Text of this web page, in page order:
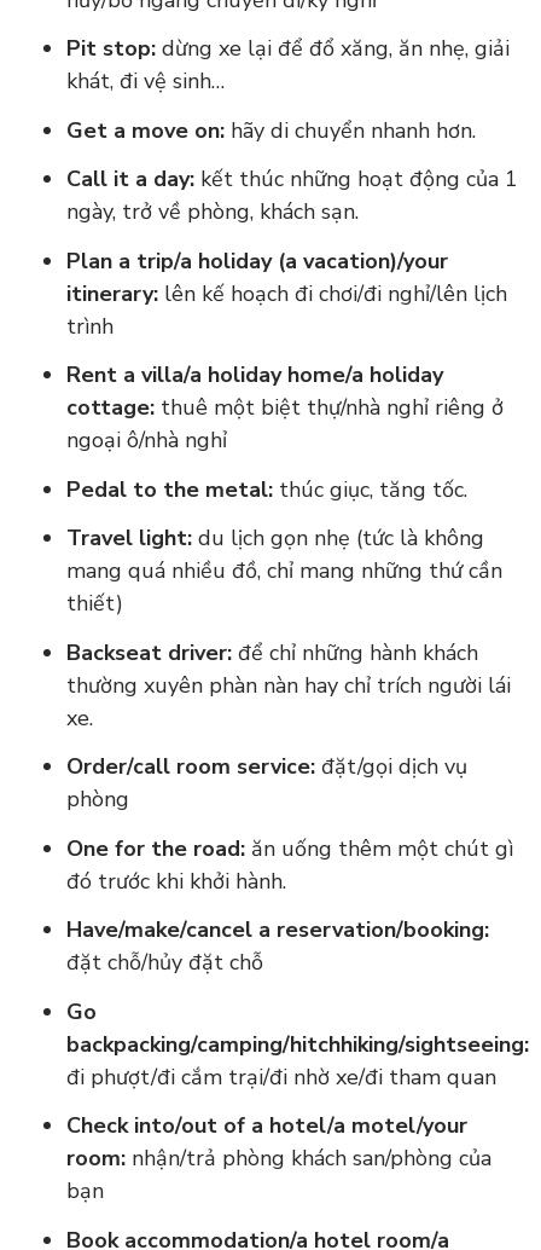
Pit stop: dừng xe lại để đổ xăng, ăn nhẹ, giải
khát, đi vệ sinh…
Get a move on: hãy di chuyển nhanh hơn.
Call it a day: kết thúc những hoạt động của 1
ngày, trở về phòng, khách sạn.
Plan a trip/a holiday (a vacation)/your
itinerary: lên kế hoạch đi chơi/đi nghỉ/lên lịch
trình
Rent a villa/a holiday home/a holiday
cottage: thuê một biệt thự/nhà nghỉ riêng ở
ngoại ô/nhà nghỉ
Pedal to the metal: thúc giục, tăng tốc.
Travel light: du lịch gọn nhẹ (tức là không
mang quá nhiều đồ, chỉ mang những thứ cần
thiết)
Backseat driver: để chỉ những hành khách
thường xuyên phàn nàn hay chỉ trích người lái
xe.
Order/call room service: đặt/gọi dịch vụ
phòng
One for the road: ăn uống thêm một chút gì
đó trước khi khởi hành.
Have/make/cancel a reservation/booking:
đặt chỗ/hủy đặt chỗ
Go
backpacking/camping/hitchhiking/sightseeing:
đi phượt/đi cắm trại/đi nhờ xe/đi tham quan
Check into/out of a hotel/a motel/your
room: nhận/trả phòng khách san/phòng của
bạn
Book accommodation/a hotel room/a